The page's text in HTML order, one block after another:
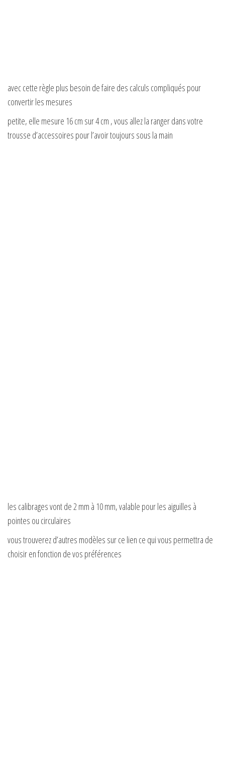
avec cette règle plus besoin de faire des calculs compliqués pour
convertir les mesures
petite, elle mesure 16 cm sur 4 cm , vous allez la ranger dans votre
trousse d’accessoires pour l’avoir toujours sous la main
les calibrages vont de 2 mm à 10 mm, valable pour les aiguilles à
pointes ou circulaires
vous trouverez d’autres modèles sur ce lien ce qui vous permettra de
choisir en fonction de vos préférences